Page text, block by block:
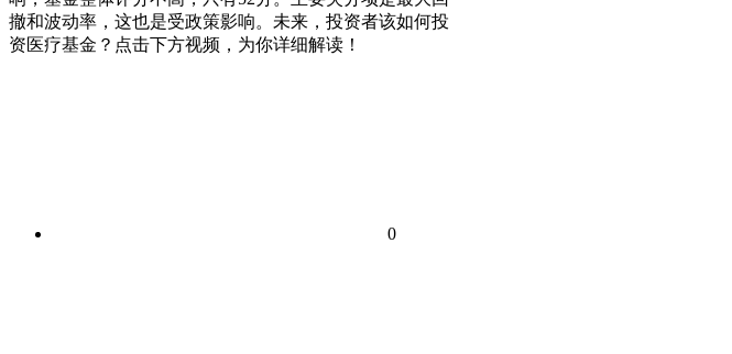
撤和波动率，这也是受政策影响。未来，投资者该如何投
资医疗基金？点击下方视频，为你详细解读！
0